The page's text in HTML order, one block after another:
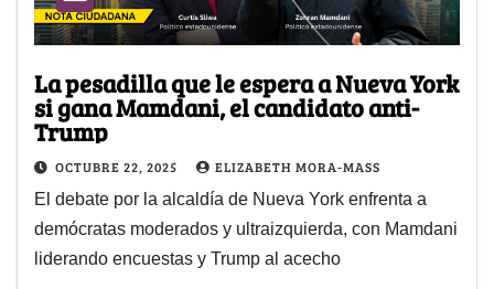
La pesadilla que le espera a Nueva York
si gana Mamdani, el candidato anti-
Trump
OCTUBRE 22, 2025 ELIZABETH MORA-MASS
El debate por la alcaldía de Nueva York enfrenta a
demócratas moderados y ultraizquierda, con Mamdani
liderando encuestas y Trump al acecho